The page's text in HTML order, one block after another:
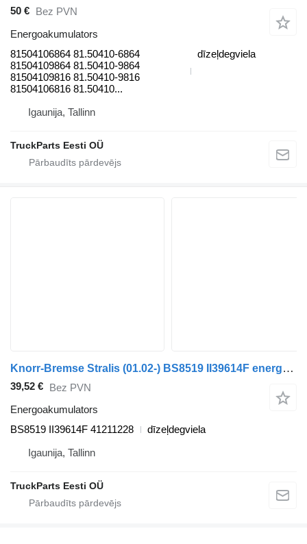
50 €
Bez PVN
Energoakumulators
81504106864 81.50410-6864
81504109864 81.50410-9864
81504109816 81.50410-9816
81504106816 81.50410...
dīzeļdegviela
Igaunija, Tallinn
TruckParts Eesti OÜ
Knorr-Bremse Stralis (01.02-) BS8519 II39614F energoakumulators paredzēts IVECO Stralis, Trakker (2002-) vilcēja
39,52 € Bez PVN
Energoakumulators
BS8519 II39614F 41211228
dīzeļdegviela
Igaunija, Tallinn
TruckParts Eesti OÜ